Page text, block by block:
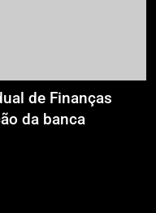
de Finanças
da banca